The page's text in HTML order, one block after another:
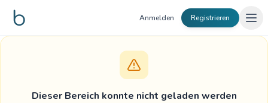
Zum Inhalt springen
Anmelden Registrieren
Dieser Bereich konnte nicht geladen werden